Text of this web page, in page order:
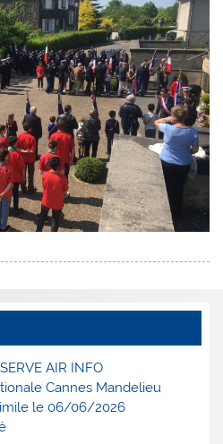
AIR INFO
Cannes Mandelieu
le 06/06/2026